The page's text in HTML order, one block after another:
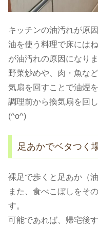
キッチンの油汚れが原
油を使う料理で床には
が油汚れの原因になりま
野菜炒めや、肉・魚な
気扇を回すことで油煙
調理前から換気扇を回
(^o^)
足あかでベタつく
裸足で歩くと足あか（
また、食べこぼしをそ
す。
可能であれば、帰宅後